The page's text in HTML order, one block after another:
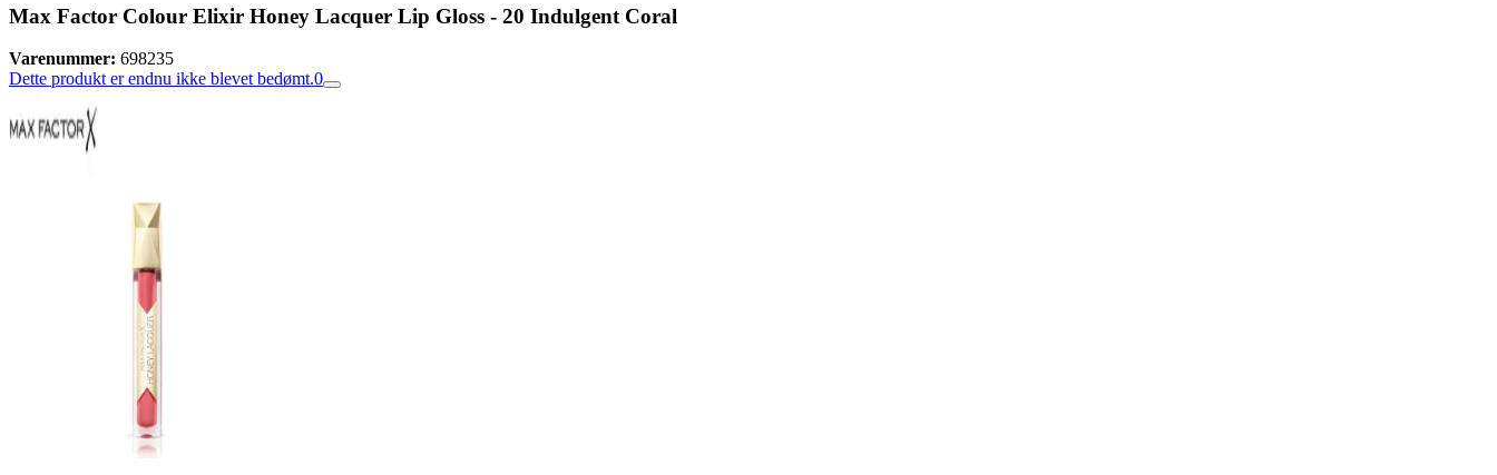
Max Factor Colour Elixir Honey Lacquer Lip Gloss - 20 Indulgent Coral
Varenummer: 698235
Dette produkt er endnu ikke blevet bedømt.0